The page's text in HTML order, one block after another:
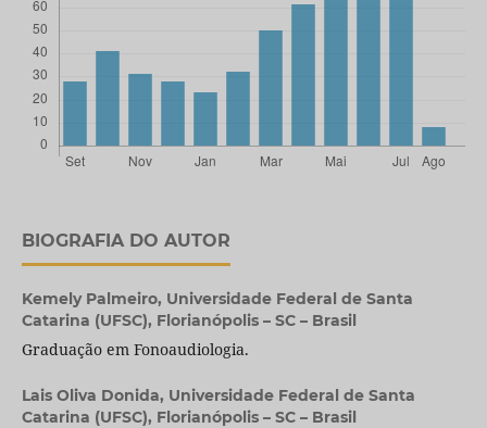
BIOGRAFIA DO AUTOR
Kemely Palmeiro, Universidade Federal de Santa
Catarina (UFSC), Florianópolis – SC – Brasil
Graduação em Fonoaudiologia.
Lais Oliva Donida, Universidade Federal de Santa
Catarina (UFSC), Florianópolis – SC – Brasil